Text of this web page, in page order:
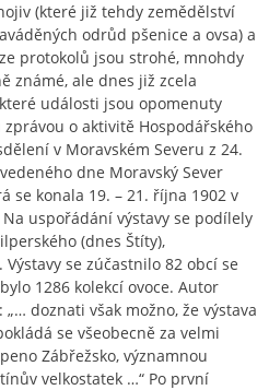
(které již tehdy zemědělství
odrůd pšenice a ovsa) a
protokolů jsou strohé, mnohdy
známé, ale dnes již zcela
události jsou opomenuty
o aktivitě Hospodářského
v Moravském Severu z 24.
dne Moravský Sever
se konala 19. – 21. října 1902 v
uspořádání výstavy se podílely
(dnes Štíty),
se zúčastnilo 82 obcí se
1286 kolekcí ovoce. Autor
doznati však možno, že výstava
se všeobecně za velmi
Zábřežsko, významnou
velkostatek …“ Po první